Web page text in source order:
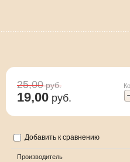
25,00руб.
19,00 руб.
Добавить к сравнению
Производитель